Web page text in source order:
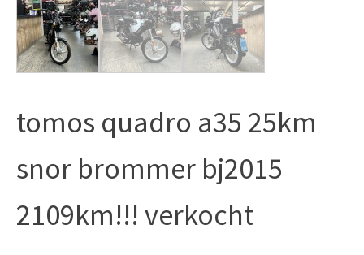
tomos quadro a35 25km
snor brommer bj2015
2109km!!! verkocht